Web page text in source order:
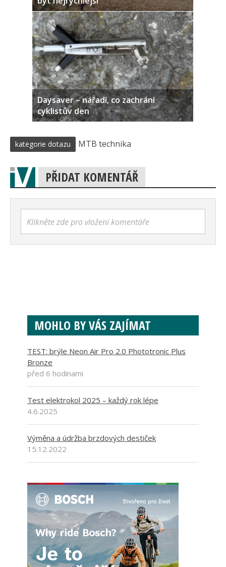
Daysaver – nářadí, co zachrání
cyklistův den
kategorie dotazu MTB technika
PŘIDAT KOMENTÁŘ
Klikněte zde pro vložení komentáře
MOHLO BY VÁS ZAJÍMAT
TEST: brýle Neon Air Pro 2.0 Phototronic Plus
Bronze
před 6 hodinami
Test elektrokol 2025 – každý rok lépe
4.6.2025
Výměna a údržba brzdových destiček
15.12.2022